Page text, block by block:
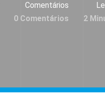
Comentários
0 Comentários
2